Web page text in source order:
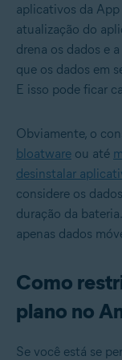
aplicativos da
atualização do
drena os dados e
que os dados em
E isso pode ficar
Obviamente, o
bloatware ou até
desinstalar
considere os
duração da
apenas dados
Como
plano no
Se você está se